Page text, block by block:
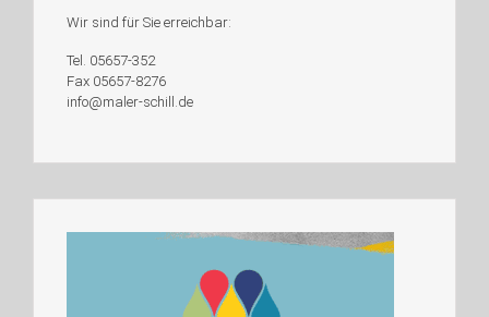
Wir sind für Sie erreichbar:
Tel. 05657-352
Fax 05657-8276
info@maler-schill.de